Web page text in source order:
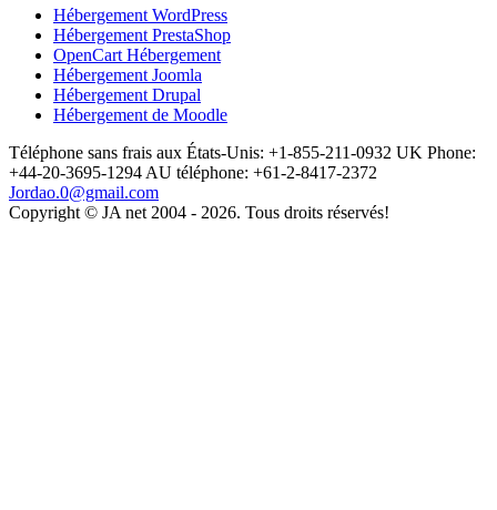
Hébergement WordPress
Hébergement PrestaShop
OpenCart Hébergement
Hébergement Joomla
Hébergement Drupal
Hébergement de Moodle
Téléphone sans frais aux États-Unis: +1-855-211-0932 UK Phone:
+44-20-3695-1294 AU téléphone: +61-2-8417-2372
Jordao.0@gmail.com
Copyright © JA net 2004 - 2026. Tous droits réservés!